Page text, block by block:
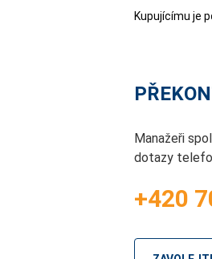
Kupujícímu je
Manažeři
dotazy
+420